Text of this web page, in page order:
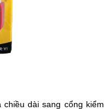
dài sang cổng kiểm